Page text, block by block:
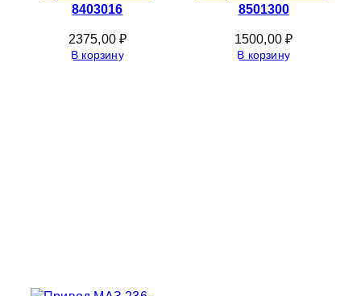
8403016
2375,00₽
В корзину
8501300
1500,00₽
В корзину